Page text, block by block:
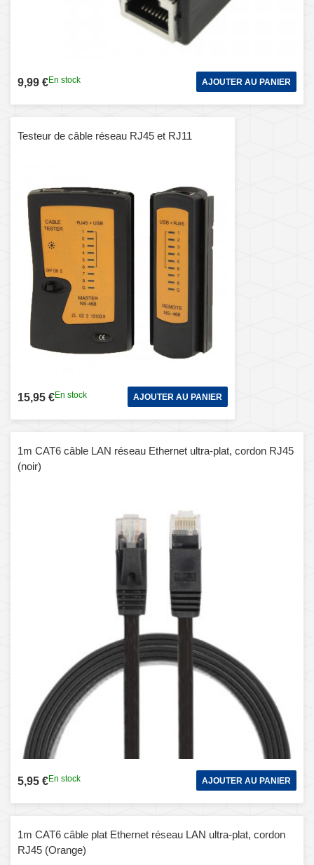
9,99 €En stock AJOUTER AU PANIER
Testeur de câble réseau RJ45 et RJ11
15,95 €En stock AJOUTER AU PANIER
1m CAT6 câble LAN réseau Ethernet ultra-plat, cordon RJ45
(noir)
5,95 €En stock AJOUTER AU PANIER
1m CAT6 câble plat Ethernet réseau LAN ultra-plat, cordon
RJ45 (Orange)